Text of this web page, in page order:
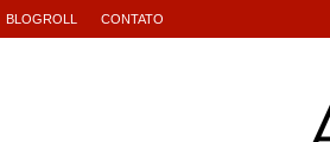
BLOGROLL CONTATO